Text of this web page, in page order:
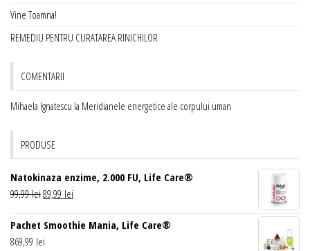
Vine Toamna!
REMEDIU PENTRU CURATAREA RINICHILOR
COMENTARII
Mihaela Ignatescu la Meridianele energetice ale corpului uman
PRODUSE
Natokinaza enzime, 2.000 FU, Life Care®
99,99leiPrețul
a
fost:
89,99 lei
este:
Pachet Smoothie Mania, Life Care®
869,99 lei